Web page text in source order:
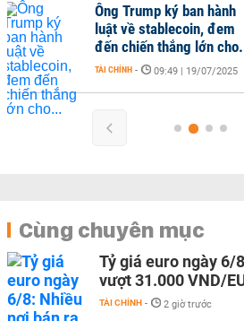
Bitcoin vượt mốc
105.000 USD
TÀI CHÍNH - 21:23 | 12/
Cùng chuyên mục
Tỷ giá euro ngày 6/
vượt 31.000 VND/
TÀI CHÍNH - 2 giờ trước